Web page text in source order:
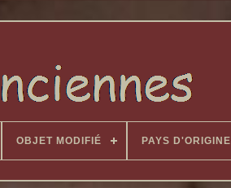
OBJET MODIFIÉ PAYS D'ORIGINE